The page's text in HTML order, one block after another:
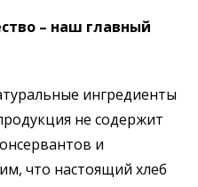
– наш главный
ингредиенты
не содержит
и
что настоящий хлеб